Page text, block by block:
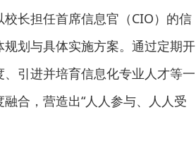
长担任首席信息官（CIO）的信
划与具体实施方案。通过定期开
引进并培育信息化专业人才等一
合，营造出“人人参与、人人受